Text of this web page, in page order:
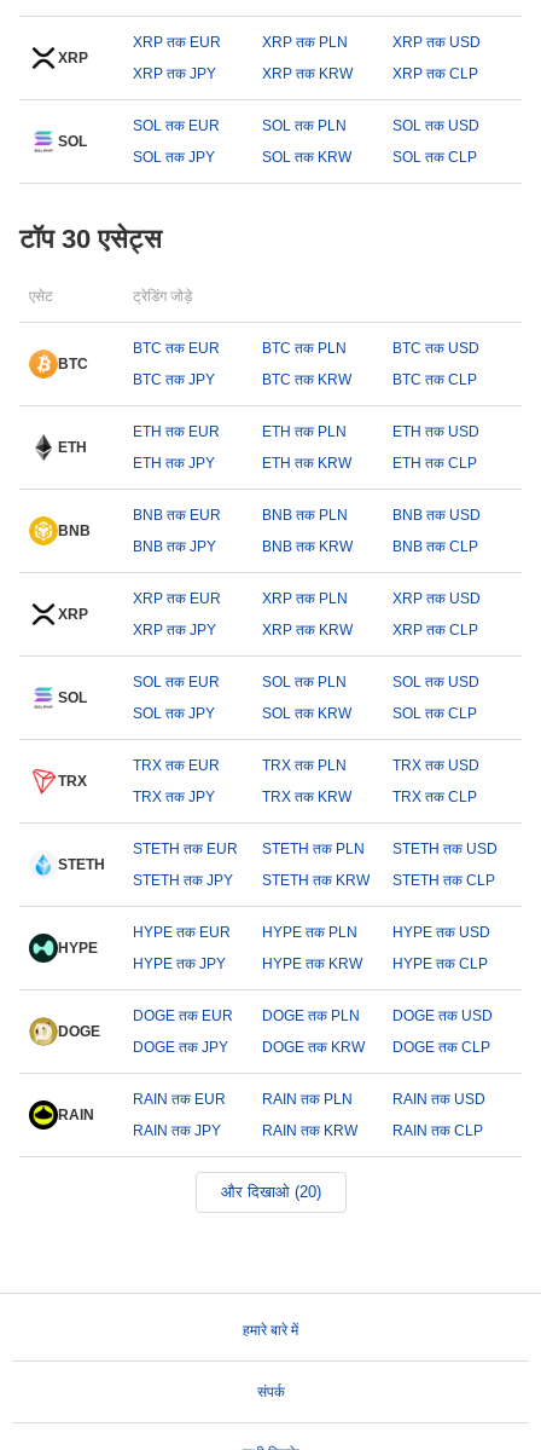
XRP
XRP तक EUR XRP तक PLN
XRP तक USD
XRP तक JPY
XRP तक KRW XRP तक CLP
SOL
SOL तक EUR SOL तक PLN
SOL तक USD
SOL तक JPY
SOL तक KRW SOL तक CLP
टॉप 30 एसेट्स
एसेट ट्रेडिंग जोड़े
BTC
BTC तक EUR BTC तक PLN
BTC तक USD
BTC तक JPY
BTC तक KRW BTC तक CLP
ETH
ETH तक EUR ETH तक PLN
ETH तक USD
ETH तक JPY
ETH तक KRW ETH तक CLP
BNB
BNB तक EUR BNB तक PLN
BNB तक USD
BNB तक JPY
BNB तक KRW BNB तक CLP
XRP
XRP तक EUR XRP तक PLN
XRP तक USD
XRP तक JPY
XRP तक KRW XRP तक CLP
SOL
SOL तक EUR SOL तक PLN
SOL तक USD
SOL तक JPY
SOL तक KRW SOL तक CLP
TRX
TRX तक EUR TRX तक PLN
TRX तक USD
TRX तक JPY
TRX तक KRW TRX तक CLP
STETH
STETH तक EUR STETH तक PLN
STETH तक USD
STETH तक JPY
STETH तक KRW STETH तक CLP
HYPE
HYPE तक EUR HYPE तक PLN
HYPE तक USD
HYPE तक JPY
HYPE तक KRW HYPE तक CLP
DOGE
DOGE तक EUR DOGE तक PLN
DOGE तक USD
DOGE तक JPY
DOGE तक KRW DOGE तक CLP
RAIN
RAIN तक EUR RAIN तक PLN
RAIN तक USD
RAIN तक JPY
RAIN तक KRW RAIN तक CLP
और दिखाओ (20)
हमारे बारे में
संपर्क